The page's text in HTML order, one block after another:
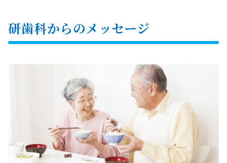
研歯科からのメッセージ